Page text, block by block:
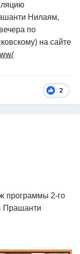
Нилаям,
по
на сайте
2
программы 2-го
Прашанти